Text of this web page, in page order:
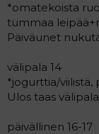
*omatekoista
tummaa
Päiväunet
välipala 14
*jogurttia/viilistä,
Ulos taas
päivällinen 16-17